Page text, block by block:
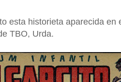
esta historieta aparecida en
TBO, Urda.